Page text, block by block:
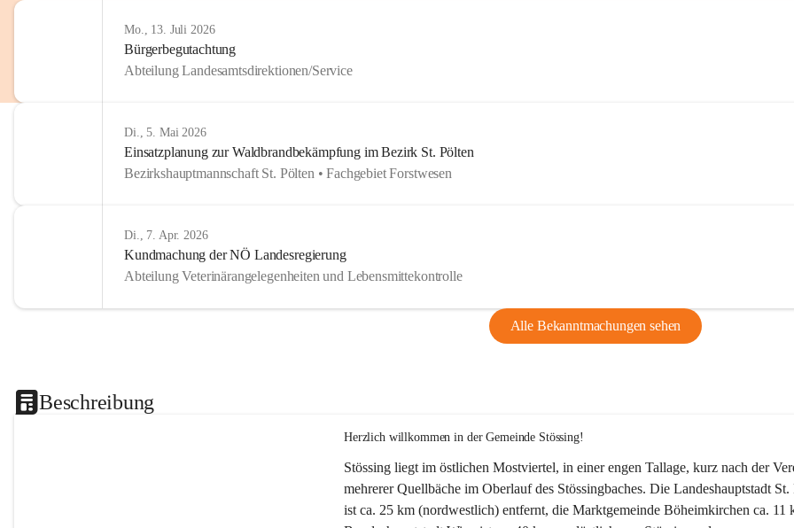
Mo., 13. Juli 2026
Bürgerbegutachtung
Abteilung Landesamtsdirektionen/Service
Di., 5. Mai 2026
Einsatzplanung zur Waldbrandbekämpfung im Bezirk St. Pölten
Bezirkshauptmannschaft St. Pölten • Fachgebiet Forstwesen
Di., 7. Apr. 2026
Kundmachung der NÖ Landesregierung
Abteilung Veterinärangelegenheiten und Lebensmittekontrolle
Alle Bekanntmachungen sehen
Beschreibung
Herzlich willkommen in der Gemeinde Stössing!
Stössing liegt im östlichen Mostviertel, in einer engen Tallage, kurz nach der
mehrerer Quellbäche im Oberlauf des Stössingbaches. Die Landeshauptstadt
ist ca. 25 km (nordwestlich) entfernt, die Marktgemeinde Böheimkirchen ca.